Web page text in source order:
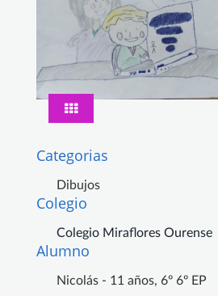
Categorias
Dibujos
Colegio
Colegio Miraflores Ourense
Alumno
Nicolás - 11 años, 6º 6º EP